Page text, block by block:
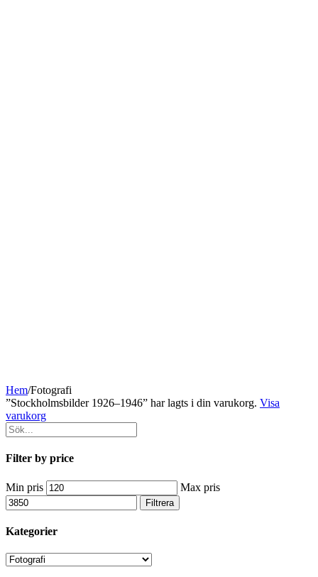
Hem/Fotografi
”Stockholmsbilder 1926–1946” har lagts i din varukorg. Visa
varukorg
Filter by price
Min pris Max pris
Filtrera
Kategorier